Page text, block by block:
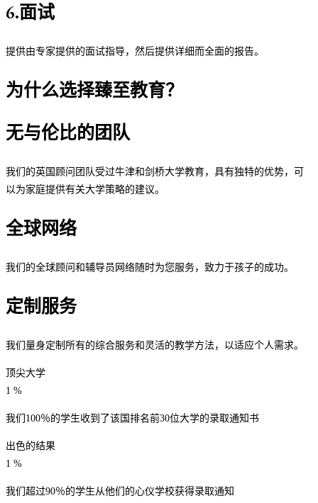
6.面试
提供由专家提供的面试指导，然后提供详细而全面的报告。
为什么选择臻至教育？
无与伦比的团队
我们的英国顾问团队受过牛津和剑桥大学教育，具有独特的优势，可
以为家庭提供有关大学策略的建议。
全球网络
我们的全球顾问和辅导员网络随时为您服务，致力于孩子的成功。
定制服务
我们量身定制所有的综合服务和灵活的教学方法，以适应个人需求。
顶尖大学
1 %
我们100％的学生收到了该国排名前30位大学的录取通知书
出色的结果
1 %
我们超过90％的学生从他们的心仪学校获得录取通知